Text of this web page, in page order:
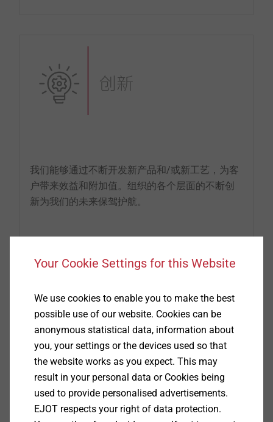
我们能够通过不断开发新产品和/或新工艺，为客
户带来效益和附加值。组织的各个层面的不断创
新为我们的未来保驾护航。
我们的客户知道，毅结特在产品和服务方面都能
提供最佳解决方案。每件产品和每位员工都代表
Your Cookie Settings for this Website
We use cookies to enable you to make the best
possible use of our website. Cookies can be
anonymous statistical data, information about
you, your settings or the devices used so that
the website works as you expect. This may
result in your personal data or Cookies being
used to provide personalised advertisements.
EJOT respects your right of data protection.